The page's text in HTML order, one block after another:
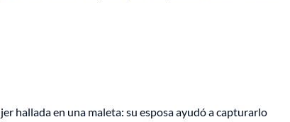
hallada en una maleta: su esposa ayudó a capturarlo